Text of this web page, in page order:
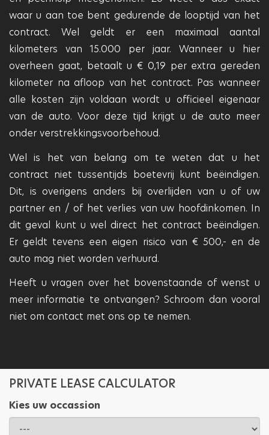
waar u aan toe bent gedurende de looptijd van het
contract. Wel geldt er een maximaal aantal
kilometers van 15.000 per jaar. Wanneer u hier
overheen gaat, betaalt u € 0,19 per extra gereden
kilometer na afloop van het contract. Pas wanneer
alle kosten zijn voldaan wordt u officieel eigenaar
van de auto. Voor deze tijd krijgt u de auto meer
onder verstrekkingsvoorbehoud.
Wel is het van belang om te weten dat u het
contract niet tussentijds boetevrij kunt beëindigen.
Dit, is overigens anders bij overlijden van u of uw
partner en / of het verlies van uw hoofdinkomen. In
dit geval kunt u wel direct het contract beëindigen.
Er geldt tevens een eigen risico van € 500,- en de
auto mag niet worden verhuurd.
Heeft u vragen over het bovenstaande of wenst u
meer informatie te ontvangen? Schroom dan vooral
niet om contact met ons op te nemen.
PRIVATE LEASE CALCULATOR
Kies uw occassion